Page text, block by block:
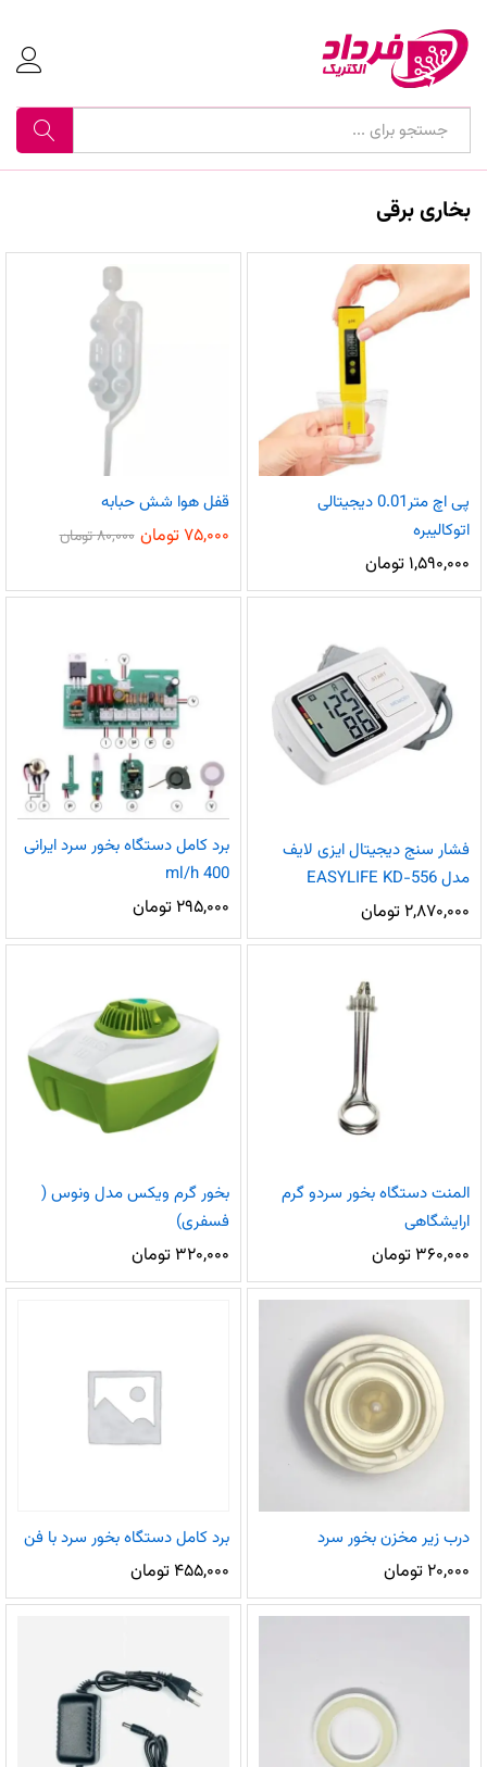
جستجو
بخاری برقی
پی اچ متر0.01 دیجیتالی
اتوکالیبره
۱,۵۹۰,۰۰۰ تومان
قفل هوا شش حبابه
۷۵,۰۰۰تومان ۸۰,۰۰۰تومان
فشار سنج دیجیتال ایزی لایف
مدل EASYLIFE KD-556
۲,۸۷۰,۰۰۰ تومان
برد کامل دستگاه بخور سرد ایرانی
400 ml/h
۲۹۵,۰۰۰ تومان
المنت دستگاه بخور سردو گرم
ارایشگاهی
۳۶۰,۰۰۰ تومان
بخور گرم ویکس مدل ونوس (
فسفری)
۳۲۰,۰۰۰ تومان
درب زیر مخزن بخور سرد
۲۰,۰۰۰ تومان
برد کامل دستگاه بخور سرد با فن
۴۵۵,۰۰۰ تومان